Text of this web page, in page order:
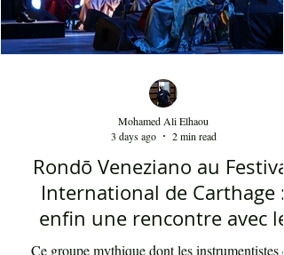
Rondō Veneziano au Festival
International de Carthage :
enfin une rencontre avec le
public tunisien
Ce groupe mythique dont les instrumentistes
Mohamed Ali Elhaou
3 days ago
2 min read